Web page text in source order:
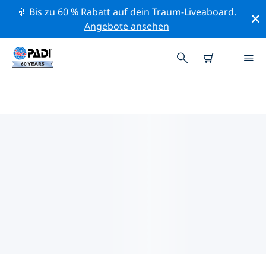
🚢 Bis zu 60 % Rabatt auf dein Traum-Liveaboard.
Angebote ansehen